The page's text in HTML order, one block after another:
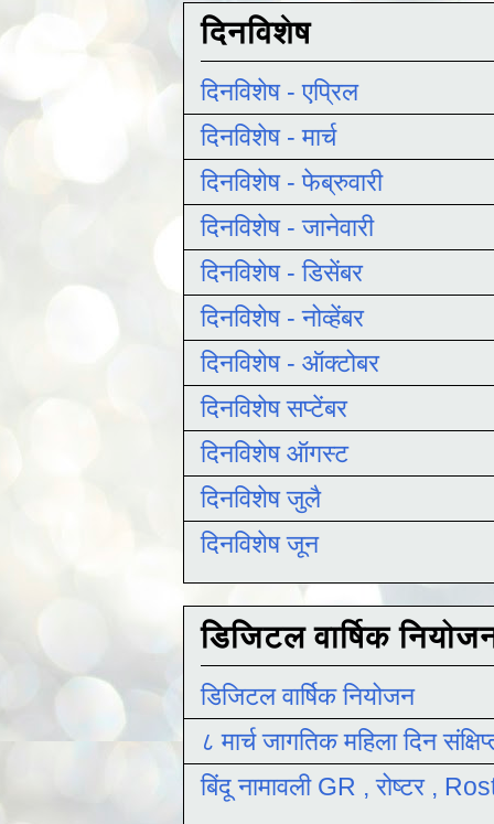
दिनविशेष
दिनविशेष - एप्रिल
दिनविशेष - मार्च
दिनविशेष - फेब्रुवारी
दिनविशेष - जानेवारी
दिनविशेष - डिसेंबर
दिनविशेष - नोव्हेंबर
दिनविशेष - ऑक्टोबर
दिनविशेष सप्टेंबर
दिनविशेष ऑगस्ट
दिनविशेष जुलै
दिनविशेष जून
डिजिटल वार्षिक
डिजिटल वार्षिक नियोजन
८ मार्च जागतिक महिला दिन
बिंदू नामावली GR , रोष्टर ,